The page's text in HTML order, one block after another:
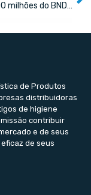
Com R$ 500 milhões do BNDES, EMS fabrica novos medicamentos
de Produtos
distribuidoras
de higiene
contribuir
e de seus
de seus